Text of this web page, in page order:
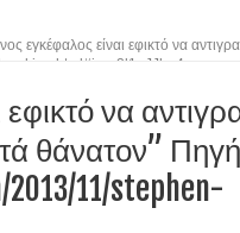
ΓΙΑ ΜΑΙΟ ΚΑΙ
στην Ομβριακή
εγκέφαλος είναι εφικτό να
να
θάνατον”
11/stephen-